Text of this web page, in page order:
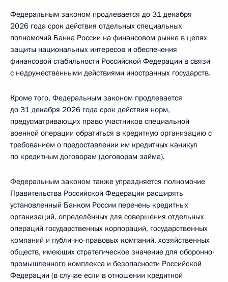
Федеральным законом продлевается до 31 декабря
2026 года срок действия отдельных специальных
полномочий Банка России на финансовом рынке в целях
защиты национальных интересов и обеспечения
финансовой стабильности Российской Федерации в связи
с недружественными действиями иностранных государств.
Кроме того, Федеральным законом продлевается
до 31 декабря 2026 года срок действия норм,
предусматривающих право участников специальной
военной операции обратиться в кредитную организацию c
требованием o предоставлении им кредитных каникул
по кредитным договорам (договорам займа).
Федеральным законом также упраздняется полномочие
Правительства Российской Федерации расширять
установленный Банком России перечень кредитных
организаций, определённых для совершения отдельных
операций государственных корпораций, государственных
компаний и публично-правовых компаний, хозяйственных
обществ, имеющих стратегическое значение для оборонно-
промышленного комплекса и безопасности Российской
Федерации (в случае если в отношении кредитной